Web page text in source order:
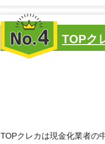
第4位
TOPク
TOPクレカは現金化業者の